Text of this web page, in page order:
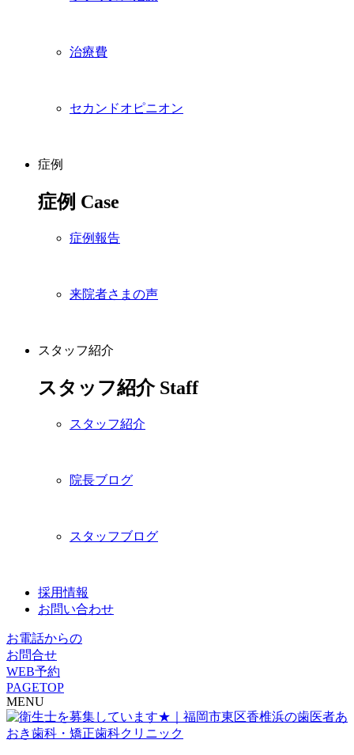
治療費
セカンドオピニオン
症例
症例 Case
症例報告
来院者さまの声
スタッフ紹介
スタッフ紹介 Staff
スタッフ紹介
院長ブログ
スタッフブログ
採用情報
お問い合わせ
お電話からの
お問合せ
WEB予約
PAGETOP
MENU